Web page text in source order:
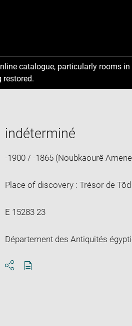
catalogue, particularly rooms
restored.
indéterminé
-1900 / -1865 (Noubkaourê
Place of discovery : Trésor de Tôd
E 15283 23
Département des Antiquités